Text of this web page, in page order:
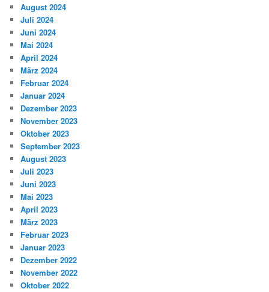
August 2024
Juli 2024
Juni 2024
Mai 2024
April 2024
März 2024
Februar 2024
Januar 2024
Dezember 2023
November 2023
Oktober 2023
September 2023
August 2023
Juli 2023
Juni 2023
Mai 2023
April 2023
März 2023
Februar 2023
Januar 2023
Dezember 2022
November 2022
Oktober 2022